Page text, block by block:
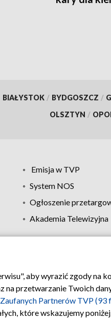
BIAŁYSTOK / BYDGOSZCZ /
OLSZTYN /
Emisja w TVP
System NOS
Ogłoszenie
Akademia Telewizyjna
Regulamin TVP
aby wyrazić zgody na
przetwarzanie Twoich
Zaufanych Partnerów TVP (93
które wskazujemy